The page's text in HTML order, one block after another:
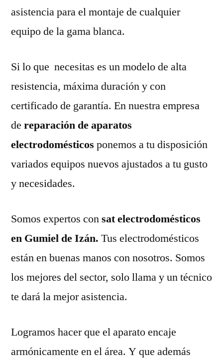
asistencia para el montaje de cualquier
equipo de la gama blanca.
Si lo que necesitas es un modelo de alta
resistencia, máxima duración y con
certificado de garantía. En nuestra empresa
de reparación de aparatos
electrodomésticos ponemos a tu disposición
variados equipos nuevos ajustados a tu gusto
y necesidades.
Somos expertos consat electrodomésticos
en Gumiel de Izán. Tus electrodomésticos
están en buenas manos con nosotros. Somos
los mejores del sector, solo llama y un técnico
te dará la mejor asistencia.
Logramos hacer que el aparato encaje
armónicamente en el área. Y que además